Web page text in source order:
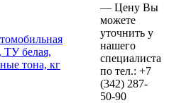
белая,
тона, кг
— Цену Вы
можете
уточнить у
нашего
специалиста
по тел.: +7
(342) 287-
50-90